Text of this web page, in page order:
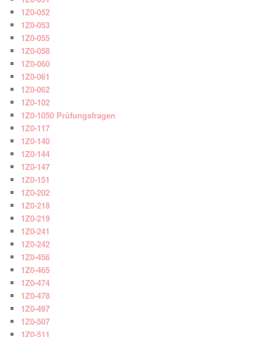
1Z0-052
1Z0-053
1Z0-055
1Z0-058
1Z0-060
1Z0-061
1Z0-062
1Z0-102
1Z0-1050 Prüfungsfragen
1Z0-117
1Z0-140
1Z0-144
1Z0-147
1Z0-151
1Z0-202
1Z0-218
1Z0-219
1Z0-241
1Z0-242
1Z0-456
1Z0-465
1Z0-474
1Z0-478
1Z0-497
1Z0-507
1Z0-511